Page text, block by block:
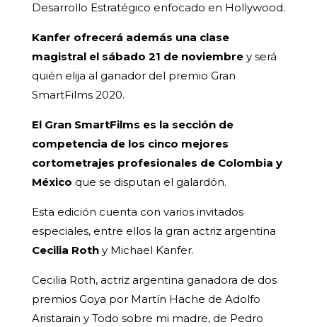
Desarrollo Estratégico enfocado en Hollywood.
Kanfer ofrecerá además una clase
magistral el sábado 21 de noviembrey será
quién elija al ganador del premio Gran
SmartFilms 2020.
El Gran SmartFilms es la sección de
competencia de los cinco mejores
cortometrajes profesionales de Colombia y
México que se disputan el galardón.
Esta edición cuenta con varios invitados
especiales, entre ellos la gran actriz argentina
Cecilia Rothy Michael Kanfer.
Cecilia Roth, actriz argentina ganadora de dos
premios Goya por Martín Hache de Adolfo
Aristarain y Todo sobre mi madre, de Pedro